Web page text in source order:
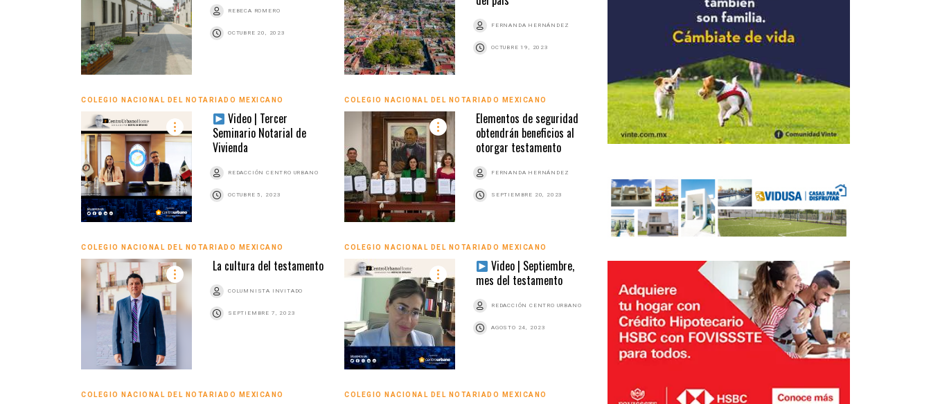
REBECA ROMERO
OCTUBRE 20, 2023
FERNANDA HERNÁNDEZ
OCTUBRE 19, 2023
COLEGIO NACIONAL DEL NOTARIADO MEXICANO
Video | Tercer
Seminario Notarial de
Vivienda
REDACCIÓN CENTRO URBANO
OCTUBRE 5, 2023
COLEGIO NACIONAL DEL NOTARIADO MEXICANO
Elementos de seguridad
obtendrán beneficios al
otorgar testamento
FERNANDA HERNÁNDEZ
SEPTIEMBRE 20, 2023
COLEGIO NACIONAL DEL NOTARIADO MEXICANO
La cultura del testamento
COLUMNISTA INVITADO
SEPTIEMBRE 7, 2023
COLEGIO NACIONAL DEL NOTARIADO MEXICANO
Video | Septiembre,
mes del testamento
REDACCIÓN CENTRO URBANO
AGOSTO 24, 2023
COLEGIO NACIONAL DEL NOTARIADO MEXICANO COLEGIO NACIONAL DEL NOTARIADO MEXICANO